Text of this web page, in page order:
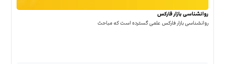
روانشناسی بازار فارکس
روانشناسی بازار فارکس علمی گسترده است که مباحث